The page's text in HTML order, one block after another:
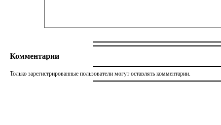
Комментарии
Только зарегистрированные пользователи могут оставлять комментарии.